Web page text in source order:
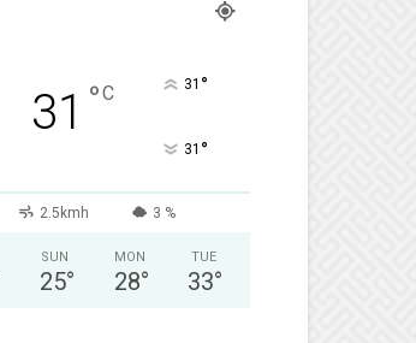
31 °C 31 °
31 °
2.5kmh 3 %
SUN
25°
MON
28°
TUE
33°